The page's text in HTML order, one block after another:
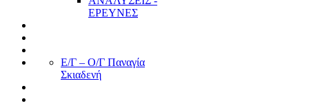
ΕΡΕΥΝΕΣ
Ε/Γ – Ο/Γ Παναγία
Σκιαδενή